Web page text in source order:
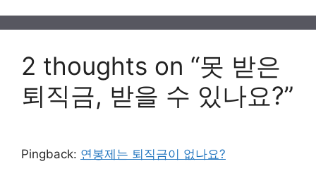
2 thoughts on “못 받은
퇴직금, 받을 수 있나요?”
Pingback: 연봉제는 퇴직금이 없나요?